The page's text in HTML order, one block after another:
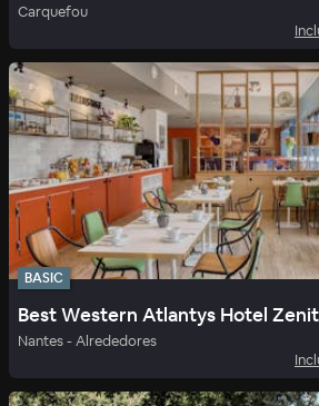
Carquefou
BASIC
Best Western Atlantys Hotel
Nantes - Alrededores